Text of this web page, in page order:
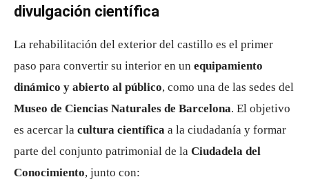
divulgación científica
La rehabilitación del exterior del castillo es el primer
paso para convertir su interior en un equipamiento
dinámico y abierto al público, como una de las sedes del
Museo de Ciencias Naturales de Barcelona. El objetivo
es acercar la cultura científica a la ciudadanía y formar
parte del conjunto patrimonial de la Ciudadela del
Conocimiento, junto con: